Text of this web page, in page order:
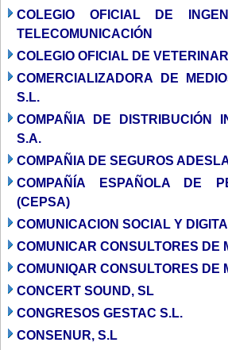
COLEGIO OFICIAL DE
TELECOMUNICACIÓN
COLEGIO OFICIAL DE
COMERCIALIZADORA DE
S.L.
COMPAÑIA DE DISTRIBUCIÓN
S.A.
COMPAÑIA DE SEGUROS
COMPAÑÍA ESPAÑOLA DE
(CEPSA)
COMUNICACION SOCIAL Y
COMUNICAR CONSULTORES DE
COMUNIQAR CONSULTORES DE
CONCERT SOUND, SL
CONGRESOS GESTAC S.L.
CONSENUR, S.L